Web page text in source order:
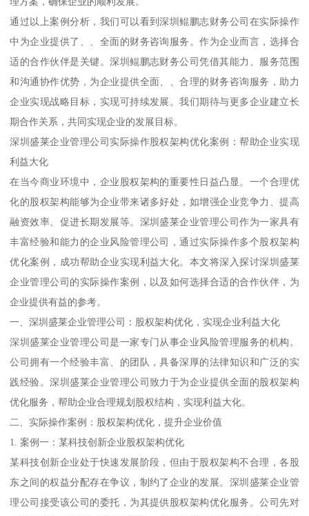
通过以上案例分析，我们可以看到深圳鲲鹏志财务公司在实际操作
中为企业提供了、、全面的财务咨询服务。作为企业而言，选择合
适的合作伙伴是关键。深圳鲲鹏志财务公司凭借其能力、服务范围
和沟通协作优势，为企业提供全面、、合理的财务咨询服务，助力
企业实现战略目标，实现可持续发展。我们期待与更多企业建立长
期合作关系，共同实现企业的发展目标。
深圳盛莱企业管理公司实际操作股权架构优化案例：帮助企业实现
利益大化
在当今商业环境中，企业股权架构的重要性日益凸显。一个合理优
化的股权架构能够为企业带来诸多好处，如增强企业竞争力、提高
融资效率、促进长期发展等。深圳盛莱企业管理公司作为一家具有
丰富经验和能力的企业风险管理公司，通过实际操作多个股权架构
优化案例，成功帮助企业实现利益大化。本文将深入探讨深圳盛莱
企业管理公司的实际操作案例，以及如何选择合适的合作伙伴，为
企业提供有益的参考。
一、深圳盛莱企业管理公司：股权架构优化，实现企业利益大化
深圳盛莱企业管理公司是一家专门从事企业风险管理服务的机构。
公司拥有一个经验丰富、的团队，具备深厚的法律知识和广泛的实
践经验。深圳盛莱企业管理公司致力于为企业提供全面的股权架构
优化服务，帮助企业合理规划股权结构，实现利益大化。
二、实际操作案例：股权架构优化，提升企业价值
1. 案例一：某科技创新企业股权架构优化
某科技创新企业处于快速发展阶段，但由于股权架构不合理，各股
东之间的权益分配存在争议，制约了企业的发展。深圳盛莱企业管
理公司接受该公司的委托，为其提供股权架构优化服务。公司先对